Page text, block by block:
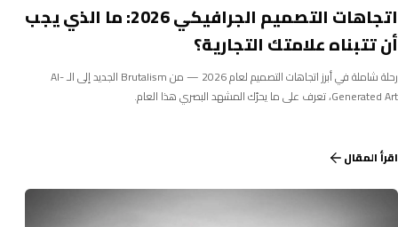
اتجاهات التصميم الجرافيكي 2026: ما الذي يجب
أن تتبناه علامتك التجارية؟
رحلة شاملة في أبرز اتجاهات التصميم لعام 2026 — من Brutalism الجديد إلى الـ AI-
Generated Art، تعرف على ما يحرّك المشهد البصري هذا العام.
اقرأ المقال